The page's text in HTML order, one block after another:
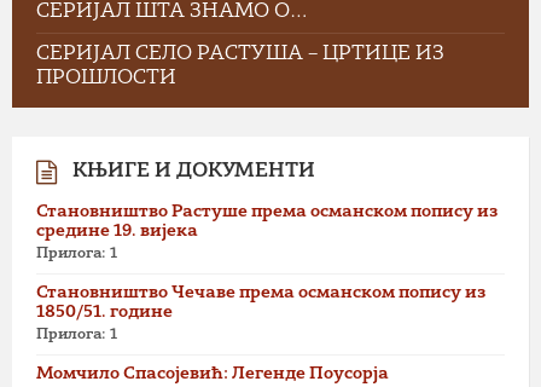
СЕРИЈАЛ ШТА ЗНАМО О…
СЕРИЈАЛ СЕЛО РАСТУША – ЦРТИЦЕ ИЗ
ПРОШЛОСТИ
КЊИГЕ И ДОКУМЕНТИ
Становништво Растуше према османском попису из
средине 19. вијека
Прилога: 1
Становништво Чечаве према османском попису из
1850/51. године
Прилога: 1
Момчило Спасојевић: Легенде Поусорја